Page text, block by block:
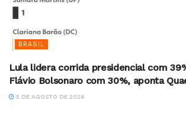
BRASIL
Lula lidera corrida presidencial com
Flávio Bolsonaro com 30%, aponta
5 DE AGOSTO DE 2026